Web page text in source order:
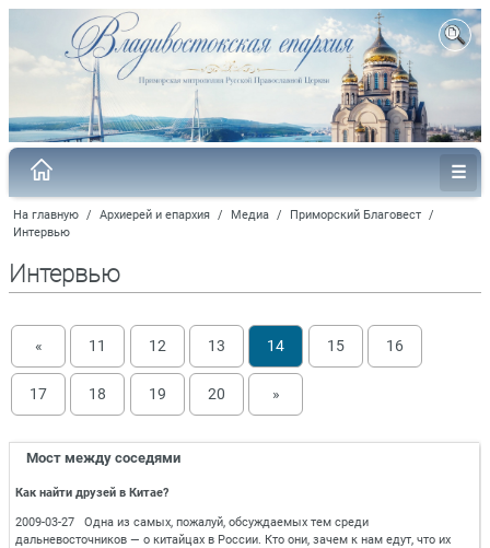
На главную / Архиерей и епархия / Медиа / Приморский Благовест /
Интервью
Интервью
« 11 12 13 14 15 16
17 18 19 20 »
Мост между соседями
Как найти друзей в Китае?
2009-03-27 Одна из самых, пожалуй, обсуждаемых тем среди
дальневосточников — о китайцах в России. Кто они, зачем к нам едут, что их